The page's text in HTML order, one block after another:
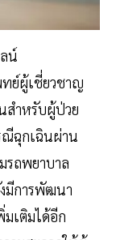
น์
ย์ผู้เชี่ยวชาญ
สำหรับผู้ป่วย
ณีฉุกเฉินผ่าน
ถพยาบาล
มีการพัฒนา
มเติมได้อีก